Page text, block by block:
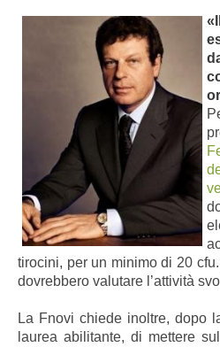
tirocini, per un minimo di 20
dovrebbero valutare l’attività
La Fnovi chiede inoltre, dopo
laurea abilitante, di mettere